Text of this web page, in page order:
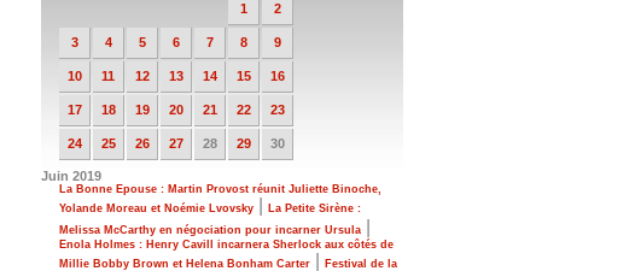
1
2
3 4 5 6 7 8 9
10 11 12 13 14 15 16
17 18 19 20 21 22 23
24 25 26 27 28 29 30
Juin 2019
La Bonne Epouse : Martin Provost réunit Juliette Binoche,
Yolande Moreau et Noémie Lvovsky
La Petite Sirène :
Melissa McCarthy en négociation pour incarner Ursula
Enola Holmes : Henry Cavill incarnera Sherlock aux côtés de
Millie Bobby Brown et Helena Bonham Carter
Festival de la